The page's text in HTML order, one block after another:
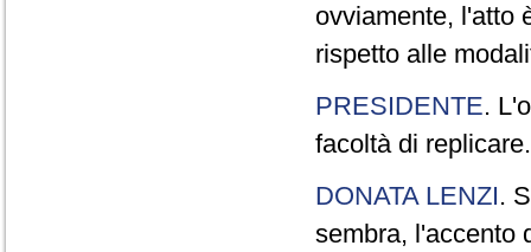
ovviamente, l'atto
rispetto alle
PRESIDENTE.
facoltà di replicare.
DONATA LENZI.
sembra, l'accento